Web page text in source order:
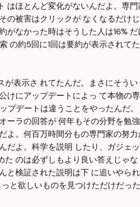
はほとんど変化がないんだよ。専
の被害はクリックが なくなるだけ
がなかった時はそうした人は16%
の約5回に1回は要約が表示されて
が表示さ れてたんだ。まさにそう
けにアップデートによっ て本物の
プデートは違うことをやったんだ
ーラの回答が 何年もその分野を勉
よ。何百万時間分もの専門家の努
だよ。科学を説明 したり、ガジェ
た のは必ずしもより良い答えじゃ
と検証された説明は下 に追いやら
と欲しいものを見つけただけだ